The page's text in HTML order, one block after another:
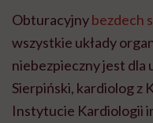
Obturacyjnybezdech
wszystkie układy
niebezpieczny jest dla
Sierpiński, kardiolog z
Instytucie Kardiologii